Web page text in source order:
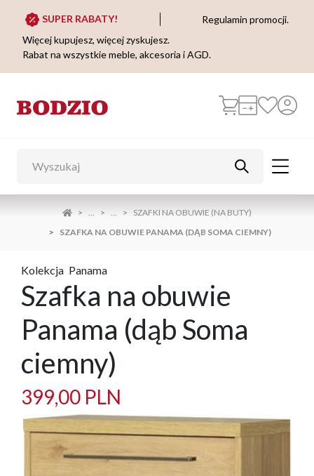
SUPER RABATY!
Regulamin promocji.
Więcej kupujesz, więcej zyskujesz.
Rabat na wszystkie meble, akcesoria i AGD.
... ...
SZAFKI NA OBUWIE (NA BUTY)
SZAFKA NA OBUWIE PANAMA (DĄB SOMA CIEMNY)
Kolekcja Panama
Szafka na obuwie
Panama (dąb Soma
ciemny)
399,00 PLN